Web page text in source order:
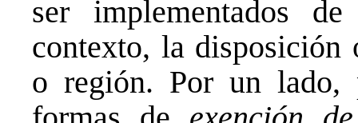
ser implementados
contexto, la disposición
o región. Por un lado,